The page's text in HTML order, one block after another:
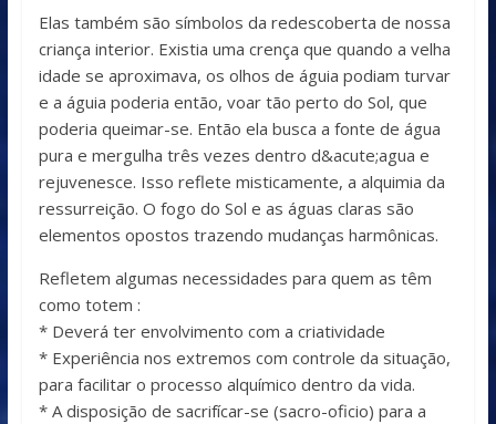
Elas também são símbolos da redescoberta de nossa
criança interior. Existia uma crença que quando a velha
idade se aproximava, os olhos de águia podiam turvar
e a águia poderia então, voar tão perto do Sol, que
poderia queimar-se. Então ela busca a fonte de água
pura e mergulha três vezes dentro d&acute;agua e
rejuvenesce. Isso reflete misticamente, a alquimia da
ressurreição. O fogo do Sol e as águas claras são
elementos opostos trazendo mudanças harmônicas.
Refletem algumas necessidades para quem as têm
como totem :
* Deverá ter envolvimento com a criatividade
* Experiência nos extremos com controle da situação,
para facilitar o processo alquímico dentro da vida.
* A disposição de sacrifícar-se (sacro-oficio) para a